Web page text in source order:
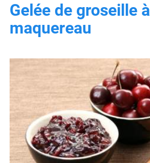
Gelée de groseille à
maquereau